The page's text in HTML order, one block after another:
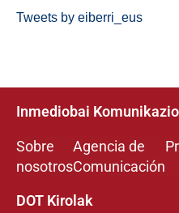
Tweets by eiberri_eus
Inmediobai
Sobre
nosotros
Agencia de
Comunicación
DOT Kirolak